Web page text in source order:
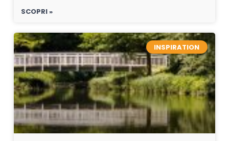
SCOPRI »
INSPIRATION